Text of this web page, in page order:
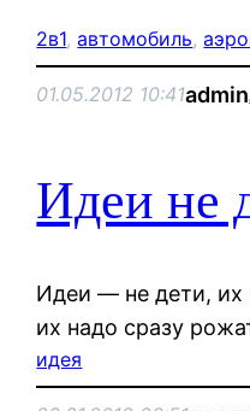
2в1, автомобиль,
01.05.2012 10:41admin
Идеи не
Идеи — не дети, их
их надо сразу
идея